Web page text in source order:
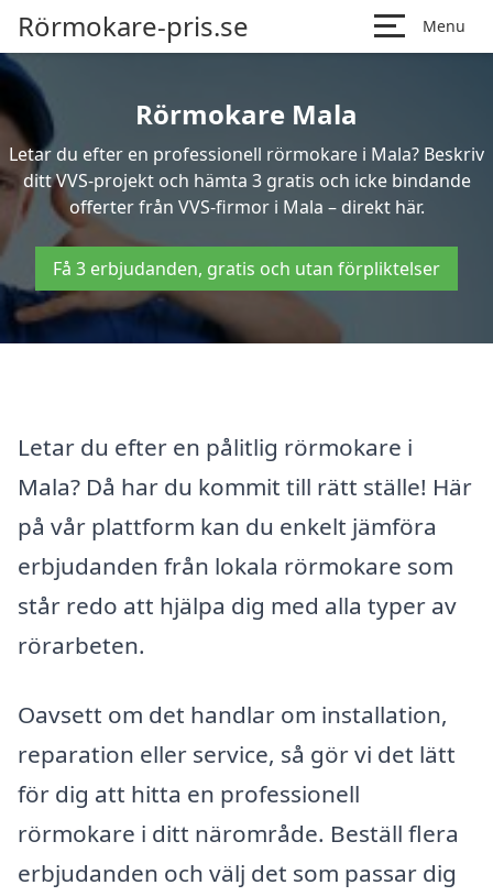
Rörmokare-pris.se Menu
Rörmokare Mala
Letar du efter en professionell rörmokare i Mala? Beskriv
ditt VVS-projekt och hämta 3 gratis och icke bindande
offerter från VVS-firmor i Mala – direkt här.
Få 3 erbjudanden, gratis och utan förpliktelser
Letar du efter en pålitlig rörmokare i
Mala? Då har du kommit till rätt ställe! Här
på vår plattform kan du enkelt jämföra
erbjudanden från lokala rörmokare som
står redo att hjälpa dig med alla typer av
rörarbeten.
Oavsett om det handlar om installation,
reparation eller service, så gör vi det lätt
för dig att hitta en professionell
rörmokare i ditt närområde. Beställ flera
erbjudanden och välj det som passar dig